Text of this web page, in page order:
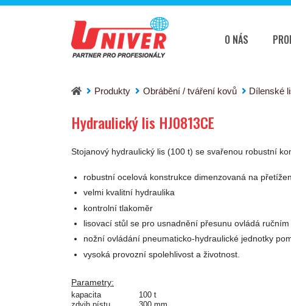
O NÁS
Produkty Obrábění / tváření kovů Dílenské
Hydraulický lis HJ0813CE
Hydraulický lis HJ0813CE
Stojanový hydraulický lis (100 t) se svařenou robustní
robustní ocelová konstrukce dimenzovaná na
velmi kvalitní hydraulika
kontrolní tlakoměr
lisovací stůl se pro usnadnění přesunu ovládá
nožní ovládání pneumaticko-hydraulické jednotky
vysoká provozní spolehlivost a životnost.
Parametry:
kapacita
100 t